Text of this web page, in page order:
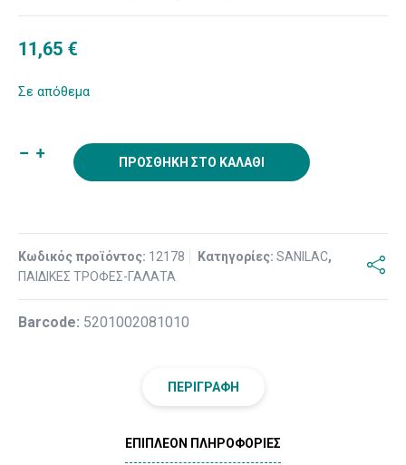
11,65 €
Σε απόθεμα
ΠΡΟΣΘΉΚΗ ΣΤΟ ΚΑΛΆΘΙ
Κωδικός προϊόντος: 12178 Κατηγορίες: SANILAC,
ΠΑΙΔΙΚΕΣ ΤΡΟΦΕΣ-ΓΑΛΑΤΑ
Βarcode: 5201002081010
ΠΕΡΙΓΡΑΦΉ
ΕΠΙΠΛΈΟΝ ΠΛΗΡΟΦΟΡΊΕΣ